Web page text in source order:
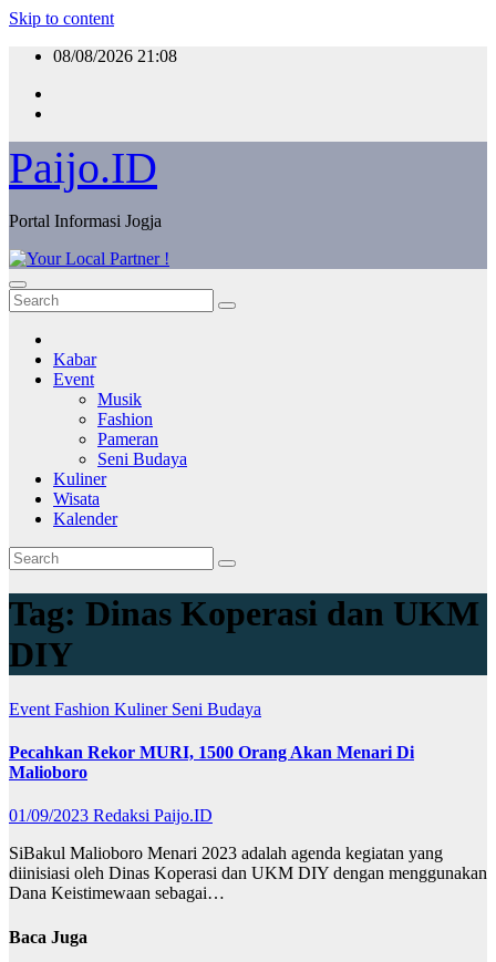
Skip to content
08/08/2026 21:08
Paijo.ID
Portal Informasi Jogja
Kabar
Event
Musik
Fashion
Pameran
Seni Budaya
Kuliner
Wisata
Kalender
Tag: Dinas Koperasi dan UKM
DIY
Event Fashion Kuliner Seni Budaya
Pecahkan Rekor MURI, 1500 Orang Akan Menari Di
Malioboro
01/09/2023 Redaksi Paijo.ID
SiBakul Malioboro Menari 2023 adalah agenda kegiatan yang
diinisiasi oleh Dinas Koperasi dan UKM DIY dengan menggunakan
Dana Keistimewaan sebagai…
Baca Juga